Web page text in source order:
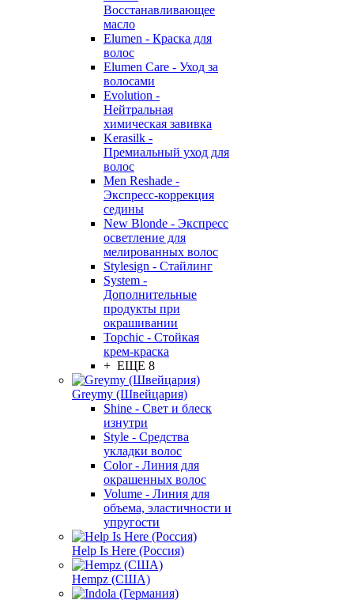
Восстанавливающее
масло
Elumen - Краска для
волос
Elumen Care - Уход за
волосами
Evolution -
Нейтральная
химическая завивка
Kerasilk -
Премиальный уход для
волос
Men Reshade -
Экспресс-коррекция
седины
New Blonde - Экспресс
осветление для
мелированных волос
Stylesign - Стайлинг
System -
Дополнительные
продукты при
окрашивании
Topchic - Стойкая
крем-краска
+ ЕЩЕ 8
Greymy (Швейцария)
Shine - Свет и блеск
изнутри
Style - Средства
укладки волос
Color - Линия для
окрашенных волос
Volume - Линия для
объема, эластичности и
упругости
Help Is Here (Россия)
Hempz (США)